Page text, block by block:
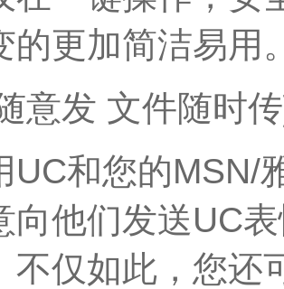
的更加简洁易用
意发 文件随时
UC和您的MSN/
向他们发送UC
不仅如此，您还